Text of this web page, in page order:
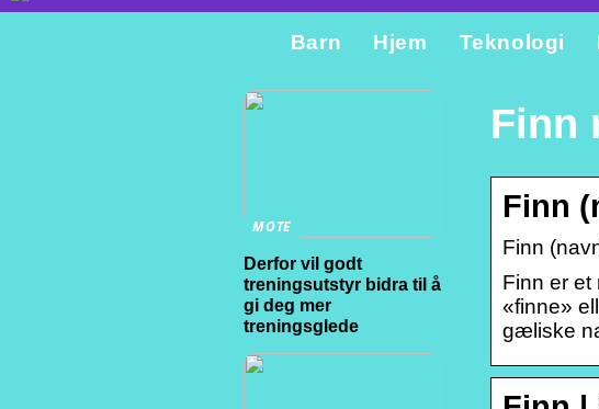
Barn Hjem Teknologi
Finn
Finn
Finn
Finn er et
«finne»
gæliske
MOTE
Derfor vil godt
treningsutstyr bidra til å
gi deg mer
treningsglede